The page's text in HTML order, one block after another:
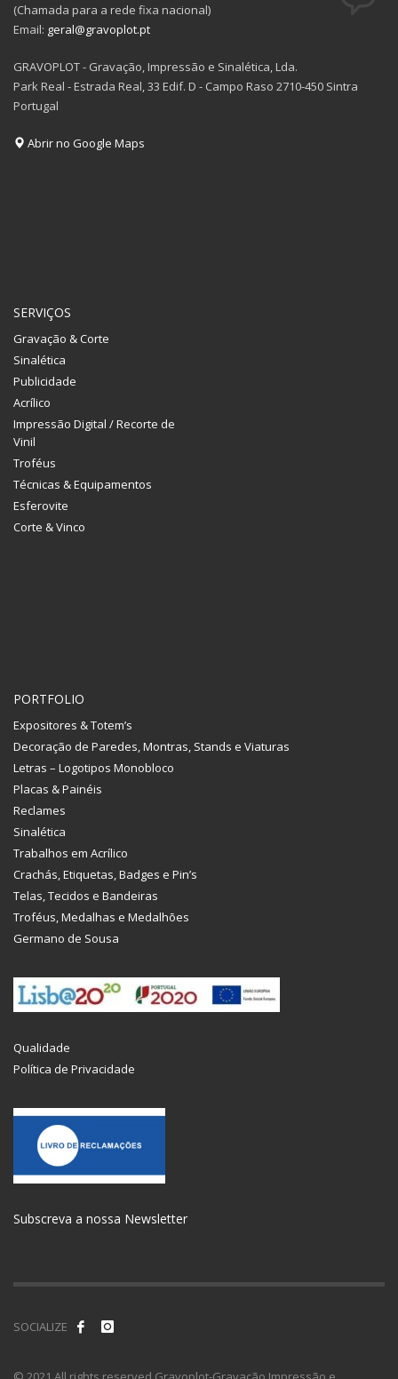
(Chamada para a rede fixa nacional)
Email: geral@gravoplot.pt
GRAVOPLOT - Gravação, Impressão e Sinalética, Lda.
Park Real - Estrada Real, 33 Edif. D - Campo Raso 2710-450 Sintra
Portugal
Abrir no Google Maps
SERVIÇOS
Gravação & Corte
Sinalética
Publicidade
Acrílico
Impressão Digital / Recorte de
Vinil
Troféus
Técnicas & Equipamentos
Esferovite
Corte & Vinco
PORTFOLIO
Expositores & Totem’s
Decoração de Paredes, Montras, Stands e Viaturas
Letras – Logotipos Monobloco
Placas & Painéis
Reclames
Sinalética
Trabalhos em Acrílico
Crachás, Etiquetas, Badges e Pin’s
Telas, Tecidos e Bandeiras
Troféus, Medalhas e Medalhões
Germano de Sousa
Qualidade
Política de Privacidade
Subscreva a nossa Newsletter
SOCIALIZE